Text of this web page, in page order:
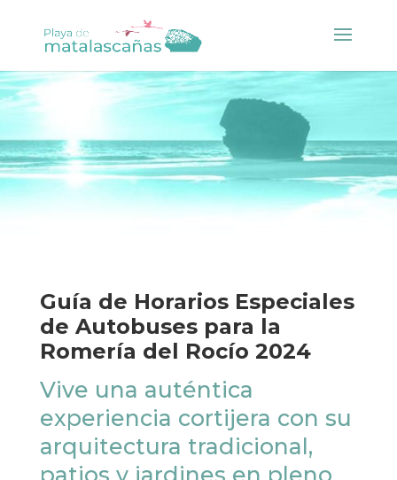
Guía de Horarios Especiales
de Autobuses para la
Romería del Rocío 2024
Vive una auténtica
experiencia cortijera con su
arquitectura tradicional,